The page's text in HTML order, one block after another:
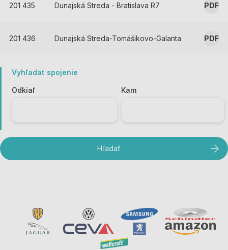
201 435 Dunajská Streda - Bratislava R7 PDF
201 436 Dunajská Streda-Tomášikovo-Galanta PDF
Vyhľadať spojenie
Odkiaľ Kam